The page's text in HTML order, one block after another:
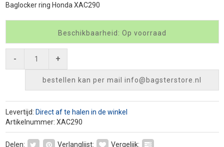
Baglocker ring Honda XAC290
Beschikbaarheid: Op voorraad
- +
bestellen kan per mail info@bagsterstore.nl
Levertijd: Direct af te halen in de winkel
Artikelnummer: XAC290
Delen: Verlanglijst: Vergelijk: